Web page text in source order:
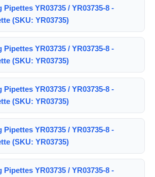
YR03735 / YR03735-8 -
(SKU: YR03735)
YR03735 / YR03735-8 -
(SKU: YR03735)
YR03735 / YR03735-8 -
(SKU: YR03735)
YR03735 / YR03735-8 -
(SKU: YR03735)
YR03735 / YR03735-8 -